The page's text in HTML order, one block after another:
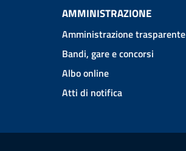
AMMINISTRAZIONE
Amministrazione trasparente
Bandi, gare e concorsi
Albo online
Atti di notifica